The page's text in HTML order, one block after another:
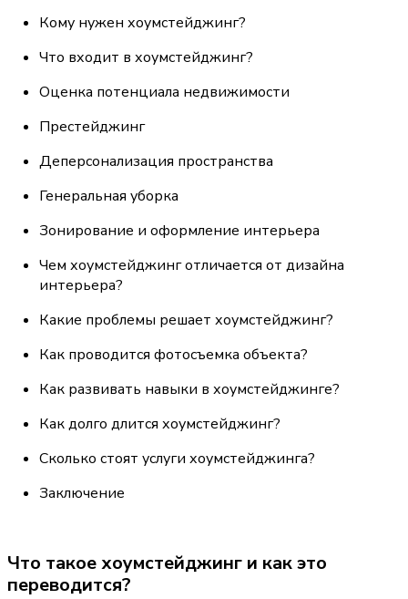
Кому нужен хоумстейджинг?
Что входит в хоумстейджинг?
Оценка потенциала недвижимости
Престейджинг
Деперсонализация пространства
Генеральная уборка
Зонирование и оформление интерьера
Чем хоумстейджинг отличается от дизайна
интерьера?
Какие проблемы решает хоумстейджинг?
Как проводится фотосъемка объекта?
Как развивать навыки в хоумстейджинге?
Как долго длится хоумстейджинг?
Сколько стоят услуги хоумстейджинга?
Заключение
Что такое хоумстейджинг и как это
переводится?